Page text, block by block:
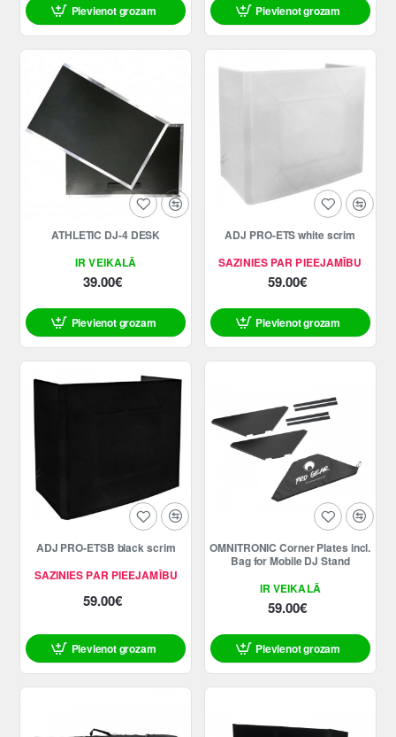
Pievienot grozam Pievienot grozam
IR VEIKALĀ
ATHLETIC DJ-4 DESK
39.00€
Pievienot grozam
SAZINIES PAR PIEEJAMĪBU
ADJ PRO-ETS white scrim
59.00€
Pievienot grozam
SAZINIES PAR PIEEJAMĪBU
ADJ PRO-ETSB black scrim
59.00€
Pievienot grozam
IR VEIKALĀ
OMNITRONIC Corner Plates incl.
Bag for Mobile DJ Stand
59.00€
Pievienot grozam